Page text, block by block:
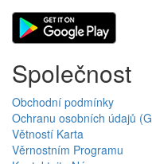
Společnost
Obchodní podmínky
Ochranu osobních údajů
Větností Karta
Věrnostním Programu